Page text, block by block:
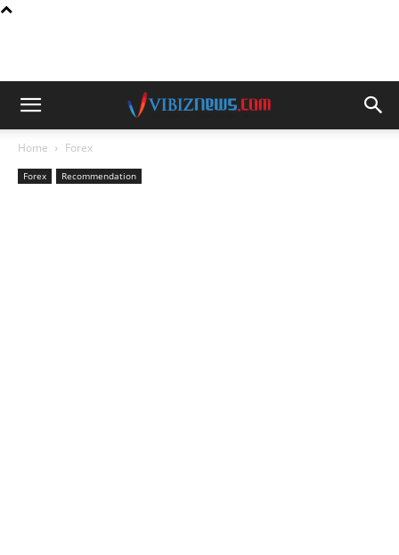
Home Forex
Forex Recommendation